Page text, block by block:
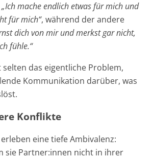
„Ich mache endlich etwas für mich und
für mich“, während der andere
dich von mir und merkst gar nicht,
fühle.“
das eigentliche Problem,
Kommunikation darüber, was
Konflikte
eine tiefe Ambivalenz:
sie Partner:innen nicht in ihrer